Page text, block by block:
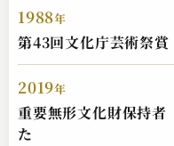
1988年
第43回文化庁芸術祭賞
2019年
重要無形文化財保持者
た